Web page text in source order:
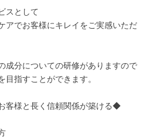
スとして
アでお客様にキレイをご実感いただ
成分についての研修がありますので
指すことができます。
客様と長く信頼関係が築ける◆